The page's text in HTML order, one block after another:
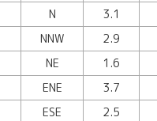
N 3.1
NNW 2.9
NE 1.6
ENE 3.7
ESE 2.5